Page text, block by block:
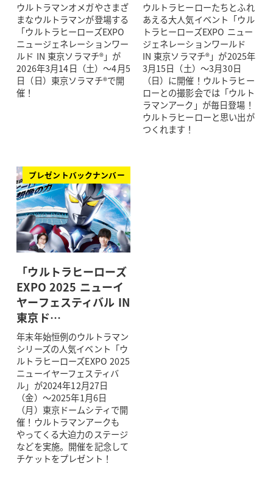
ウルトラマンオメガやさまざ
まなウルトラマンが登場する
「ウルトラヒーローズEXPO
ニュージェネレーションワー
ルド IN 東京ソラマチ®」が
2026年3月14日（土）～4月5
日（日）東京ソラマチ®で開
催！
ウルトラヒーローたちとふれ
あえる大人気イベント「ウル
トラヒーローズEXPO ニュー
ジェネレーションワールド
IN 東京ソラマチ®」が2025年
3月15日（土）～3月30日
（日）に開催！ウルトラヒー
ローとの撮影会では「ウルト
ラマンアーク」が毎日登場！
ウルトラヒーローと思い出が
つくれます！
プレゼントバックナンバー
「ウルトラヒーローズ
EXPO 2025 ニューイ
ヤーフェスティバル IN
東京ド…
年末年始恒例のウルトラマン
シリーズの人気イベント「ウ
ルトラヒーローズEXPO 2025
ニューイヤーフェスティバ
ル」が2024年12月27日
（金）～2025年1月6日
（月）東京ドームシティで開
催！ウルトラマンアークも
やってくる大迫力のステージ
などを実施。開催を記念して
チケットをプレゼント！